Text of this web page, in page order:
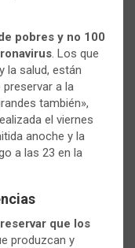
pobres y no 100
. Los que
la salud, están
a la
también»,
el viernes
anoche y la
a las 23 en la
que los
produzcan y